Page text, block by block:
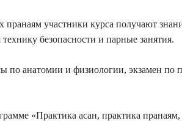
участники курса получают
безопасности и парные занятия.
по анатомии и физиологии, экзамен по
«Практика асан, практика